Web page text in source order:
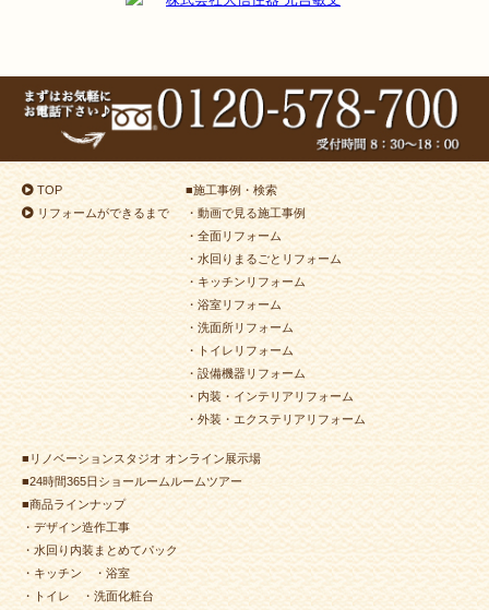
TOP
リフォームができるまで
■施工事例・検索
・動画で見る施工事例
・全面リフォーム
・水回りまるごとリフォーム
・キッチンリフォーム
・浴室リフォーム
・洗面所リフォーム
・トイレリフォーム
・設備機器リフォーム
・内装・インテリアリフォーム
・外装・エクステリアリフォーム
■リノベーションスタジオ オンライン展示場
■24時間365日ショールームルームツアー
■商品ラインナップ
・デザイン造作工事
・水回り内装まとめてパック
・キッチン
・浴室
・トイレ
・洗面化粧台